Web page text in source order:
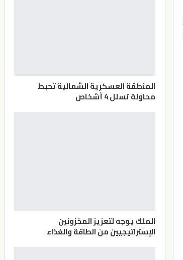
المنطقة العسكرية الشمالية تحبط
محاولة تسلل 4 أشخاص
الملك يوجه لتعزيز المخزونين
الإستراتيجيين من الطاقة والغذاء